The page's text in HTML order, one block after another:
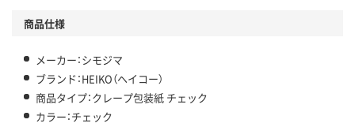
商品仕様
メーカー：シモジマ
ブランド：HEIKO（ヘイコー）
商品タイプ：クレープ包装紙 チェック
カラー：チェック